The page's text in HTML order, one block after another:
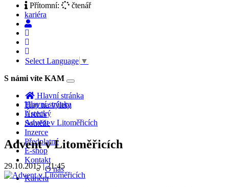
Přítomní:
čtenář
kariéra
Select Language ▼
S námi víte KAM
Toggle
navigation
Hlavní stránka
Tipy na výlety
Archiv
Soutěže
Inzerce
Předplatné
E-shop
Kontakt
O nás
Kariéra
Hlavní stránka
Ústecký
Advent v Litoměřicích
Advent v Litoměřicích
29.10.2015 | 21:45